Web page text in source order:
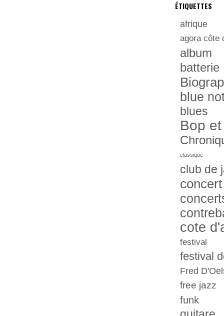
ÉTIQUETTES
afrique
agora côte
album
batterie
blue
blues
Bop
classique
club de
concert
cote
festival
festival
Fred
free jazz
funk